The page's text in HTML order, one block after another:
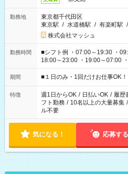
勤務地
東京都千代田区
東京駅 / 水道橋駅 / 有楽町駅 /
株式会社マッシュ
勤務時間
■シフト例 ・07:00～19:30 ・
18:00～23:00 ・19:00～07:00
etc ★最短で3時間で5,120円のお仕事から 15時間で2万円近く稼
げるお仕事も！ ご希望のお時間に合わせてご紹介！ ※シフトは
ください！
期間 ■１日のみ・1回だけお仕事OK！
特徴 週1日からOK / 日払いOK / 履歴
フト勤務 / 10名以上の大量募集 /
ル不要
気になる！ 応募する